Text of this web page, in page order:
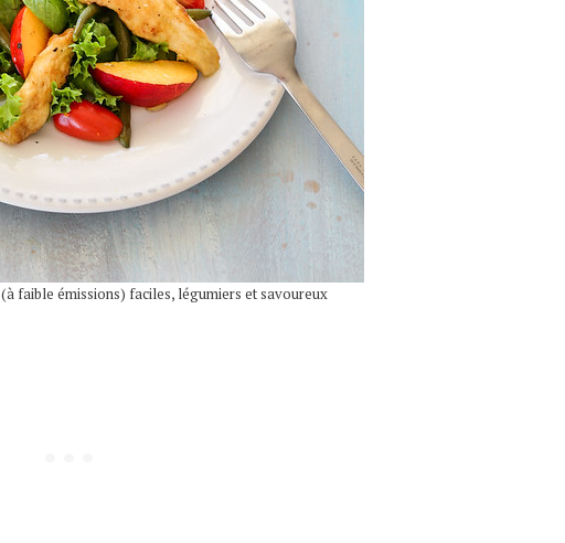
faible émissions) faciles, légumiers et savoureux